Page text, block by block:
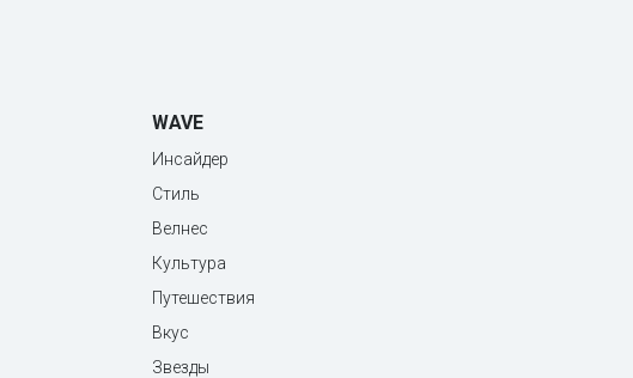
WAVE
Инсайдер
Стиль
Велнес
Культура
Путешествия
Вкус
Звезды